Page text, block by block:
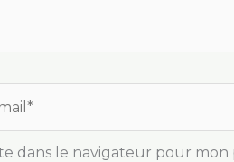
dans le navigateur pour